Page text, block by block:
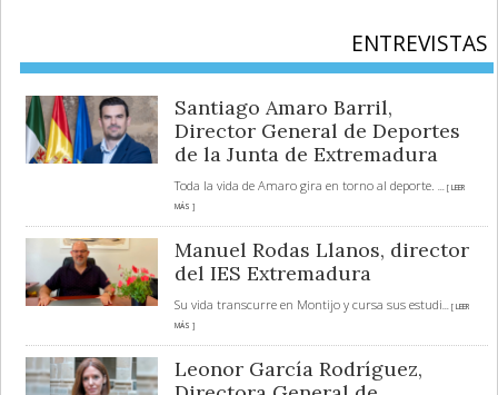
ENTREVISTAS
Santiago Amaro Barril,
Director General de Deportes
de la Junta de Extremadura
Toda la vida de Amaro gira en torno al deporte.
... [ LEER
MÁS ]
Manuel Rodas Llanos, director
del IES Extremadura
Su vida transcurre en Montijo y cursa sus estudi... [ LEER
MÁS ]
Leonor García Rodríguez,